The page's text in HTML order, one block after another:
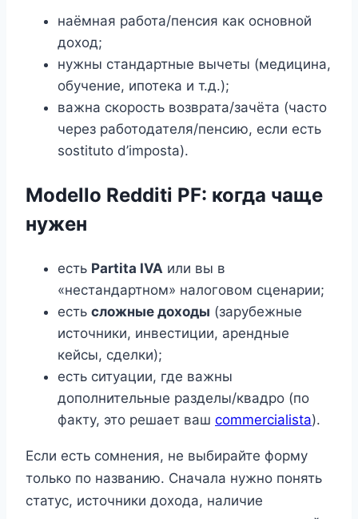
наёмная работа/пенсия как основной
доход;
нужны стандартные вычеты (медицина,
обучение, ипотека и т.д.);
важна скорость возврата/зачёта (часто
через работодателя/пенсию, если есть
sostituto d’imposta).
Modello Redditi PF: когда чаще
нужен
есть Partita IVA или вы в
«нестандартном» налоговом сценарии;
есть сложные доходы (зарубежные
источники, инвестиции, арендные
кейсы, сделки);
есть ситуации, где важны
дополнительные разделы/квадро (по
факту, это решает ваш commercialista).
Если есть сомнения, не выбирайте форму
только по названию. Сначала нужно понять
статус, источники дохода, наличие